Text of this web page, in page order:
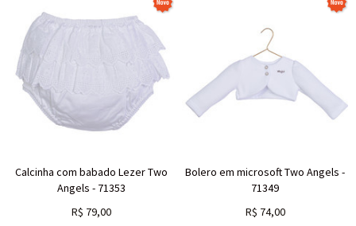
Calcinha com babado Lezer Two
Angels - 71353
R$ 79,00
Bolero em microsoft Two Angels -
71349
R$ 74,00